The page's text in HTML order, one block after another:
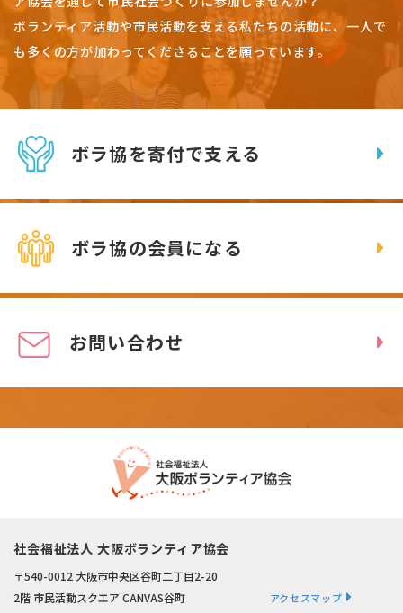
ボランティア活動や市民活動を支える私たちの活動に、一人で
も多くの方が加わってくださることを願っています。
ボラ協を寄付で支える
ボラ協の会員になる
お問い合わせ
社会福祉法人 大阪ボランティア協会
〒540-0012 大阪市中央区谷町二丁目2-20
2階 市民活動スクエア CANVAS谷町
アクセスマップ